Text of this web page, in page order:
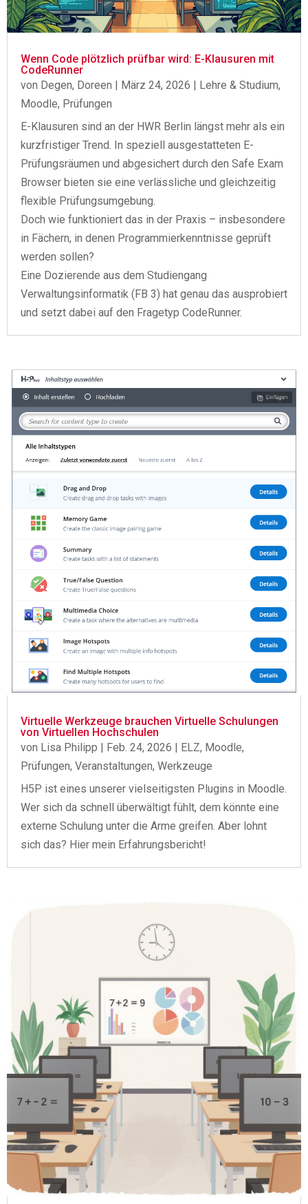
Wenn Code plötzlich prüfbar wird: E-Klausuren mit
CodeRunner
von Degen, Doreen | März 24, 2026 | Lehre & Studium,
Moodle, Prüfungen
E-Klausuren sind an der HWR Berlin längst mehr als ein
kurzfristiger Trend. In speziell ausgestatteten E-
Prüfungsräumen und abgesichert durch den Safe Exam
Browser bieten sie eine verlässliche und gleichzeitig
flexible Prüfungsumgebung.
Doch wie funktioniert das in der Praxis – insbesondere
in Fächern, in denen Programmierkenntnisse geprüft
werden sollen?
Eine Dozierende aus dem Studiengang
Verwaltungsinformatik (FB 3) hat genau das ausprobiert
und setzt dabei auf den Fragetyp CodeRunner.
Virtuelle Werkzeuge brauchen Virtuelle Schulungen
von Virtuellen Hochschulen
von Lisa Philipp | Feb. 24, 2026 | ELZ, Moodle,
Prüfungen, Veranstaltungen, Werkzeuge
H5P ist eines unserer vielseitigsten Plugins in Moodle.
Wer sich da schnell überwältigt fühlt, dem könnte eine
externe Schulung unter die Arme greifen. Aber lohnt
sich das? Hier mein Erfahrungsbericht!